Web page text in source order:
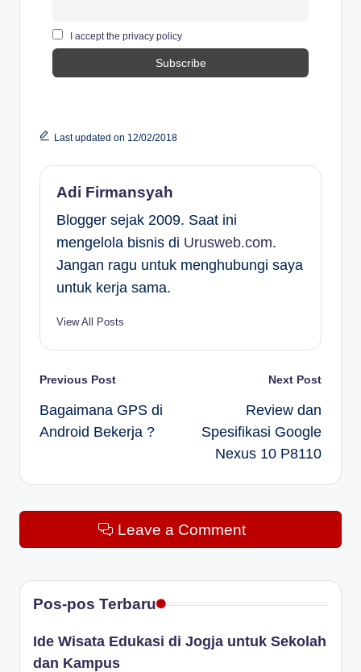
I accept the privacy policy
Last updated on 12/02/2018
Adi Firmansyah
Blogger sejak 2009. Saat ini
mengelola bisnis di Urusweb.com.
Jangan ragu untuk menghubungi saya
untuk kerja sama.
View All Posts
Post
navigation
Previous Post
Bagaimana GPS di
Android Bekerja ?
Next Post
Review dan
Spesifikasi Google
Nexus 10 P8110
Leave a Comment
Pos-pos Terbaru
Ide Wisata Edukasi di Jogja untuk Sekolah
dan Kampus